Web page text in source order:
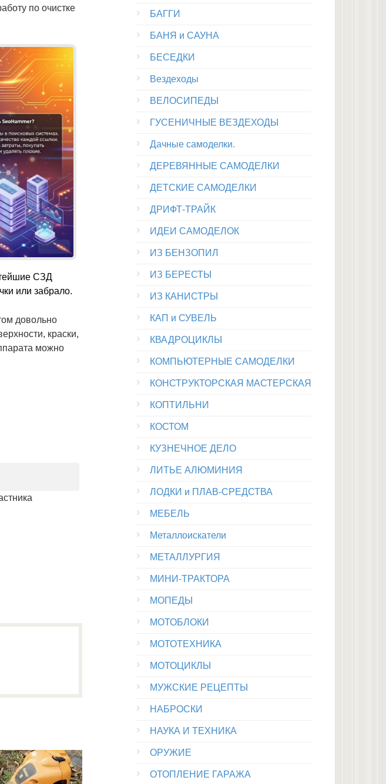
по очистке
Реклама
СЗД
или забрало.
довольно
краски,
можно
БАГГИ
БАНЯ и САУНА
БЕСЕДКИ
Вездеходы
ВЕЛОСИПЕДЫ
ГУСЕНИЧНЫЕ ВЕЗДЕХОДЫ
Дачные самоделки.
ДЕРЕВЯННЫЕ САМОДЕЛКИ
ДЕТСКИЕ САМОДЕЛКИ
ДРИФТ-ТРАЙК
ИДЕИ САМОДЕЛОК
ИЗ БЕНЗОПИЛ
ИЗ БЕРЕСТЫ
ИЗ КАНИСТРЫ
КАП и СУВЕЛЬ
КВАДРОЦИКЛЫ
КОМПЬЮТЕРНЫЕ САМОДЕЛКИ
КОНСТРУКТОРСКАЯ МАСТЕРСКАЯ
КОПТИЛЬНИ
КОСТОМ
КУЗНЕЧНОЕ ДЕЛО
ЛИТЬЕ АЛЮМИНИЯ
ЛОДКИ и ПЛАВ-СРЕДСТВА
МЕБЕЛЬ
Металлоискатели
МЕТАЛЛУРГИЯ
МИНИ-ТРАКТОРА
МОПЕДЫ
МОТОБЛОКИ
МОТОТЕХНИКА
МОТОЦИКЛЫ
МУЖСКИЕ РЕЦЕПТЫ
НАБРОСКИ
НАУКА И ТЕХНИКА
ОРУЖИЕ
ОТОПЛЕНИЕ ГАРАЖА